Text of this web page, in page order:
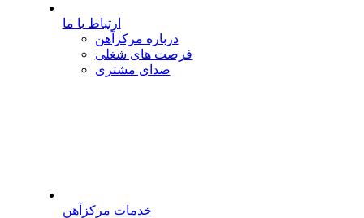
ارتباط با ما
درباره مرکزآهن
فرصت های شغلی
صدای مشتری
خدمات مرکزآهن